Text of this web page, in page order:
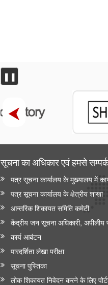
❚❚
सूचना का अधिकार एवं हमसे
पत्र सूचना कार्यालय के मुख्यालय में
पत्र सूचना कार्यालय के क्षेत्रीय शाखा
आन्‍तरिक शिकायत समिति कमेटी
केंद्रीय जन सूचना अधिकारी, अपीलीय
कार्य आबंटन
पारदर्शिता लेखा परीक्षा
सूचना पुस्तिका
लोक शिकायत निवेदन करने के लिए